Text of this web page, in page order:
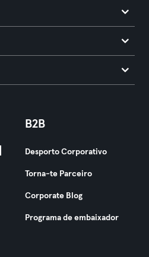
B2B
Desporto Corporativo
Torna-te Parceiro
Corporate Blog
Programa de embaixador